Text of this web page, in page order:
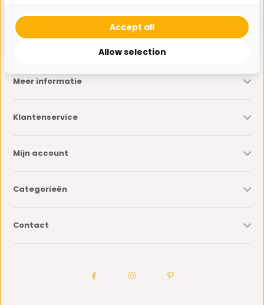
* Lees hier de wettelijke beperkingen
Meer informatie
Klantenservice
Mijn account
Categorieën
Contact
Allow selection
Accept all